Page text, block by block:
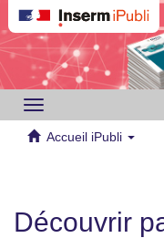
Toggle
navigation
Accueil iPubli
Découvrir